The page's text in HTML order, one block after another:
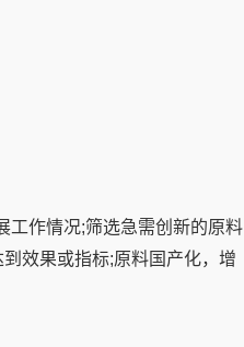
工作情况;筛选急需创新的原料
效果或指标;原料国产化，增